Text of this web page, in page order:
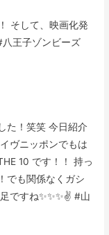
そして、映画化発
王子ゾンビーズ
た！笑笑 今日紹介
ヴニッポンでもは
10 です！！ 持っ
でも関係なくガシ
ですね✨✨✨✌️ #山